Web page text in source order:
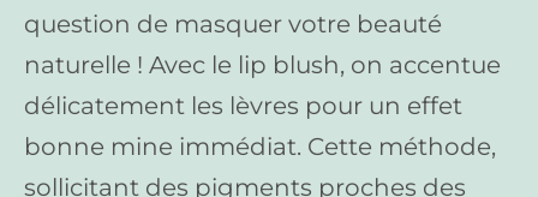
question de masquer votre beauté
naturelle ! Avec le lip blush, on accentue
délicatement les lèvres pour un effet
bonne mine immédiat. Cette méthode,
sollicitant des pigments proches des